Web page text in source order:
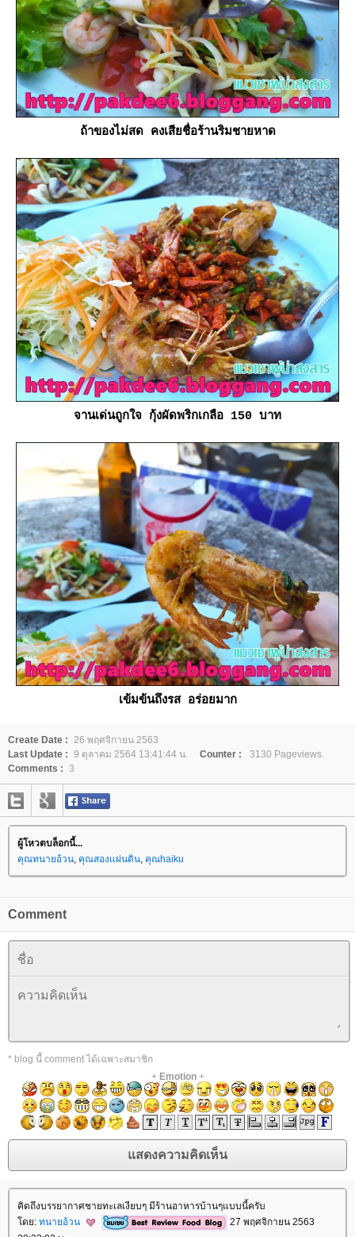
ถ้าของไม่สด คงเสียชื่อร้านริมชายหาด
จานเด่นถูกใจ กุ้งผัดพริกเกลือ 150 บาท
เข้มข้นถึงรส อร่อยมาก
Create Date : 26 พฤศจิกายน 2563
Last Update : 9 ตุลาคม 2564 13:41:44 น. Counter :
3130 Pageviews.
Comments : 3
ผู้โหวตบล็อกนี้...
คุณทนายอ้วน, คุณสองแผ่นดิน, คุณhaiku
Comment
* blog นี้ comment ได้เฉพาะสมาชิก
+ Emotion+
คิดถึงบรรยากาศชายทะเลเงียบๆ มีร้านอาหารบ้านๆแบบนี้ครับ
ดย: ทนายอ้วน
27 พฤศจิกายน 2563